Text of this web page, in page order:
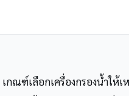
เกณฑ์เลือกเครื่องกรองน้ำให้